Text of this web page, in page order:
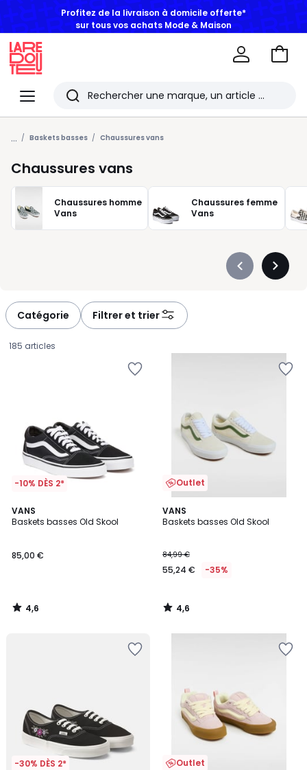
BONS PLANS | Jusqu'à -50% dès 2 articles*
Menu
Redoute
Rechercher
Les
derniers
articles
consultés
Aller
... Baskets basses Chaussures vans
Chaussures vans
Chaussures homme
Vans
Chaussures femme
Vans
Précédent
Catégorie Filtrer et trier
185 articles
-10% DÈS 2*
VANS
Baskets basses Old Skool
€.
85,00 €
4,6
/ 5
4,6
/
Outlet
VANS
Baskets basses Old Skool
84,99 €
55,24 € -35%
4,6
/ 5
4,6
/
-30% DÈS 2* Outlet